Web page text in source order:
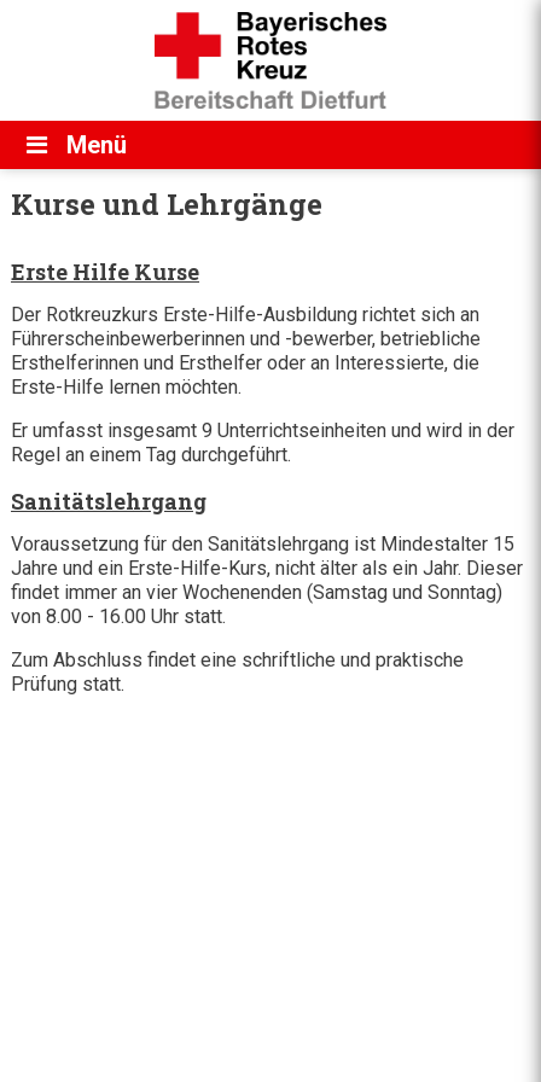
Menü
Kurse und Lehrgänge
Erste Hilfe Kurse
Der Rotkreuzkurs Erste-Hilfe-Ausbildung richtet sich an
Führerscheinbewerberinnen und -bewerber, betriebliche
Ersthelferinnen und Ersthelfer oder an Interessierte, die
Erste-Hilfe lernen möchten.
Er umfasst insgesamt 9 Unterrichtseinheiten und wird in der
Regel an einem Tag durchgeführt.
Sanitätslehrgang
Voraussetzung für den Sanitätslehrgang ist Mindestalter 15
Jahre und ein Erste-Hilfe-Kurs, nicht älter als ein Jahr. Dieser
findet immer an vier Wochenenden (Samstag und Sonntag)
von 8.00 - 16.00 Uhr statt.
Zum Abschluss findet eine schriftliche und praktische
Prüfung statt.